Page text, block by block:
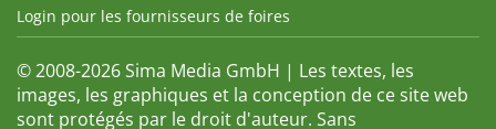
Login pour les fournisseurs de foires
© 2008-2026 Sima Media GmbH | Les textes, les
images, les graphiques et la conception de ce site web
sont protégés par le droit d'auteur. Sans